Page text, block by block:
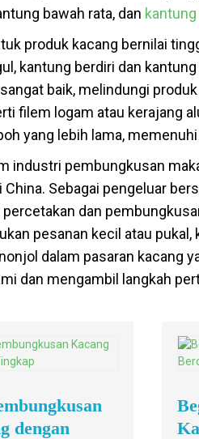
bawah rata, dan
produk kacang bernilai
kantung berdiri dan
baik, melindungi
filem logam atau kerajang
yang lebih lama,
industri pembungkusan
Sebagai pengeluar
dan
pesanan kecil atau
dalam pasaran kacang
dan mengambil langkah
dengan